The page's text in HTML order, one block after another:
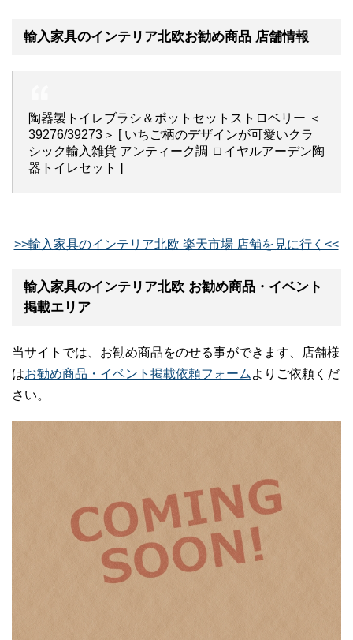
輸入家具のインテリア北欧お勧め商品 店舗情報
陶器製トイレブラシ＆ポットセットストロベリー ＜
39276/39273＞ [ いちご柄のデザインが可愛いクラ
シック輸入雑貨 アンティーク調 ロイヤルアーデン陶
器トイレセット ]
>>輸入家具のインテリア北欧 楽天市場 店舗を見に行く<<
輸入家具のインテリア北欧 お勧め商品・イベント
掲載エリア
当サイトでは、お勧め商品をのせる事ができます、店舗様
はお勧め商品・イベント掲載依頼フォーム よりご依頼くだ
さい。